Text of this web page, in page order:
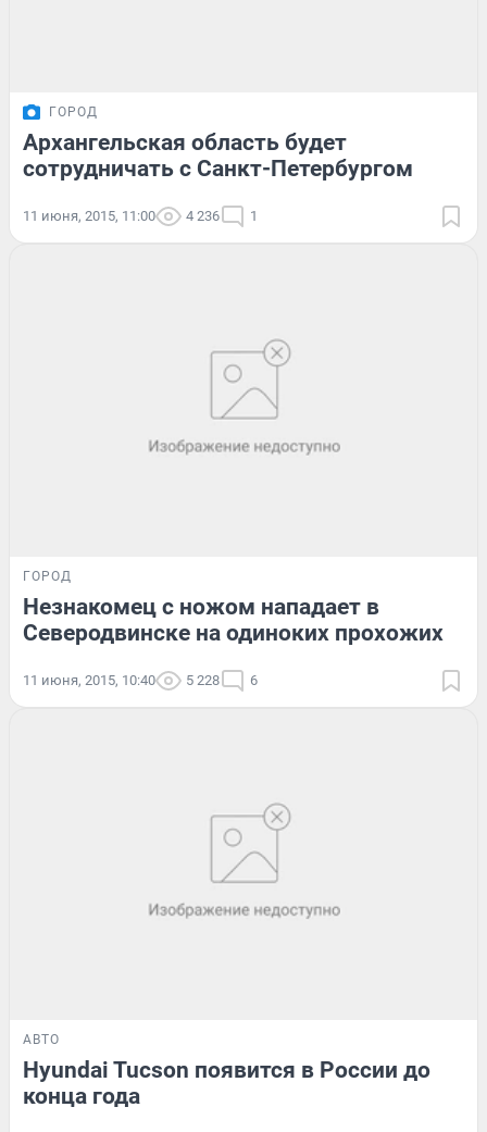
ГОРОД
Архангельская область будет
сотрудничать с Санкт-Петербургом
11 июня, 2015, 11:00 4 236 1
ГОРОД
Незнакомец с ножом нападает в
Северодвинске на одиноких прохожих
11 июня, 2015, 10:40 5 228 6
АВТО
Hyundai Tucson появится в России до
конца года